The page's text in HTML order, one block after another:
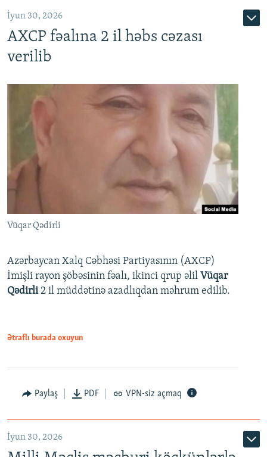
İyun 30, 2026
AXCP fəalına 2 il həbs cəzası
verilib
Vüqar Qədirli
Azərbaycan Xalq Cəbhəsi Partiyasının (AXCP)
İmişli rayon şöbəsinin fəalı, ikinci qrup əlil Vüqar
Qədirli2 il müddətinə azadlıqdan məhrum edilib.
Ətraflı burada oxuyun
Paylaş PDF VPN-siz açmaq
İyun 30, 2026